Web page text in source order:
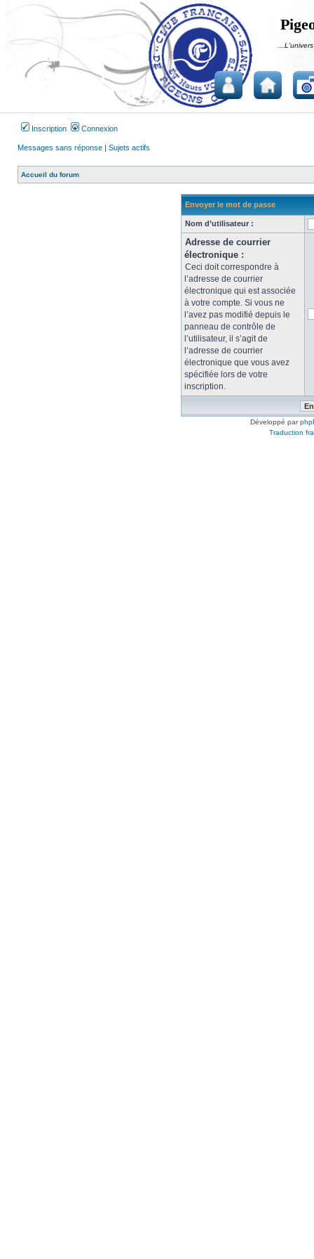
Inscription Connexion
Messages sans réponse | Sujets actifs
Accueil du forum
Envoyer le mot de passe
Nom d’utilisateur :
Adresse de courrier
électronique :
Ceci doit correspondre à
l’adresse de courrier
électronique qui est associée
à votre compte. Si vous ne
l’avez pas modifié depuis le
panneau de contrôle de
l’utilisateur, il s’agit de
l’adresse de courrier
électronique que vous avez
spécifiée lors de votre
inscription.
Développé par
Traduction